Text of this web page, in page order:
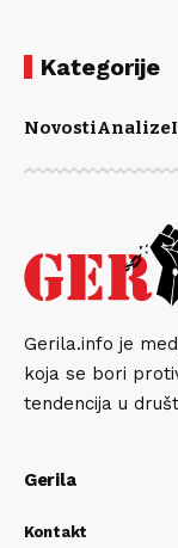
Kategorije
NovostiAnalize
Gerila.info je
koja se bori
tendencija u
Gerila
Kontakt